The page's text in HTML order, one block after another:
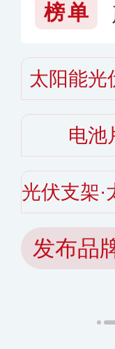
榜单
太阳能光
电池
发布品